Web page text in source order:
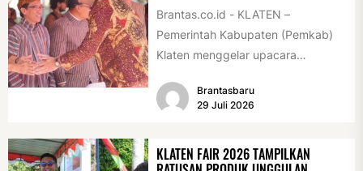
Brantas.co.id - KLATEN –
Pemerintah Kabupaten (Pemkab)
Klaten menggelar upacara
di Alun-alun Klaten, Selasa
Brantasbaru
29 Juli 2026
KLATEN FAIR 2026 TAMPILKAN